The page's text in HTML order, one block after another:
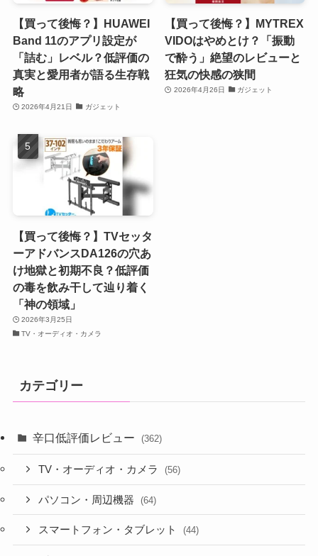
【買って後悔？】HUAWEI
Band 11のアプリ設定が
「詰む」レベル？低評価の
真実と愛用者が語る生存戦
略
2026年4月21日 ガジェット
【買って後悔？】MYTREX
VIDOはやめとけ？「振動
で酔う」絶望のレビューと
狂気の快感の狭間
2026年4月26日 ガジェット
【買って後悔？】TVセッタ
ーアドバンスDA126の穴あ
け地獄と初期不良？低評価
の毒を飲み干して辿り着く
「神の領域」
2026年3月25日
TV・オーディオ・カメラ
カテゴリー
辛口低評価レビュー (362)
TV・オーディオ・カメラ (56)
パソコン・周辺機器 (64)
スマートフォン・タブレット (44)